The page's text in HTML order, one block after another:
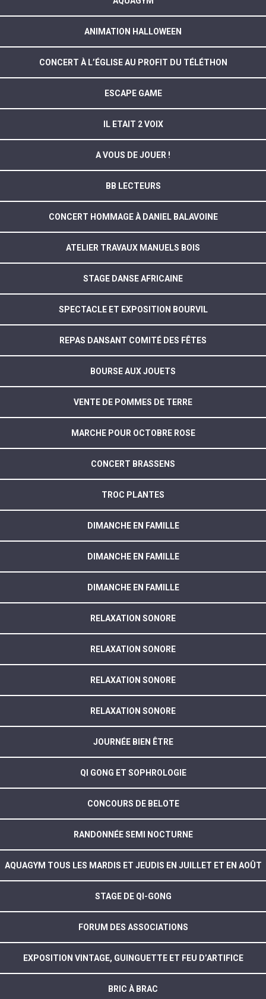
ANIMATION HALLOWEEN
CONCERT À L’ÉGLISE AU PROFIT DU TÉLÉTHON
ESCAPE GAME
IL ETAIT 2 VOIX
A VOUS DE JOUER !
BB LECTEURS
CONCERT HOMMAGE À DANIEL BALAVOINE
ATELIER TRAVAUX MANUELS BOIS
STAGE DANSE AFRICAINE
SPECTACLE ET EXPOSITION BOURVIL
REPAS DANSANT COMITÉ DES FÊTES
BOURSE AUX JOUETS
VENTE DE POMMES DE TERRE
MARCHE POUR OCTOBRE ROSE
CONCERT BRASSENS
TROC PLANTES
DIMANCHE EN FAMILLE
DIMANCHE EN FAMILLE
DIMANCHE EN FAMILLE
RELAXATION SONORE
RELAXATION SONORE
RELAXATION SONORE
RELAXATION SONORE
JOURNÉE BIEN ÊTRE
QI GONG ET SOPHROLOGIE
CONCOURS DE BELOTE
RANDONNÉE SEMI NOCTURNE
AQUAGYM TOUS LES MARDIS ET JEUDIS EN JUILLET ET EN AOÛT
STAGE DE QI-GONG
FORUM DES ASSOCIATIONS
EXPOSITION VINTAGE, GUINGUETTE ET FEU D’ARTIFICE
BRIC À BRAC